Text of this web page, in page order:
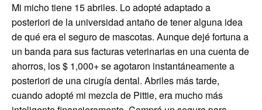
Mi micho tiene 15 abriles. Lo adopté adaptado a
posteriori de la universidad antaño de tener alguna idea
de qué era el seguro de mascotas. Aunque dejé fortuna a
un banda para sus facturas veterinarias en una cuenta de
ahorros, los $ 1,000+ se agotaron instantáneamente a
posteriori de una cirugía dental. Abriles más tarde,
cuando adopté mi mezcla de Pittie, era mucho más